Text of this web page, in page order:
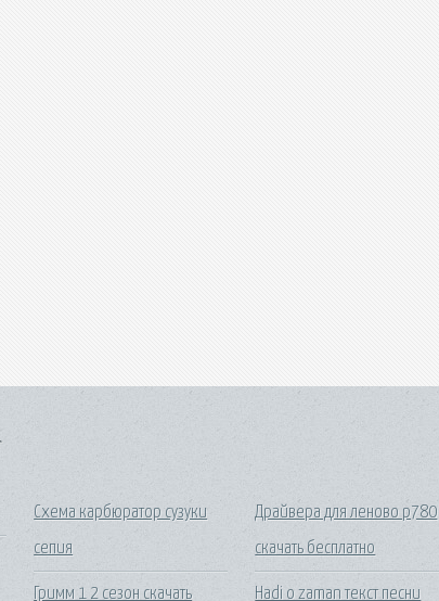
Схема карбюратор сузуки
сепия
Гримм 1 2 сезон скачать
Драйвера для леново р780
скачать бесплатно
Hadi o zaman текст песни